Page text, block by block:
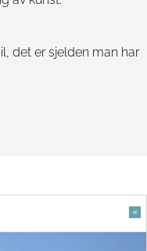
det er sjelden man har